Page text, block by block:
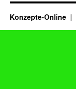
Konzepte-Online